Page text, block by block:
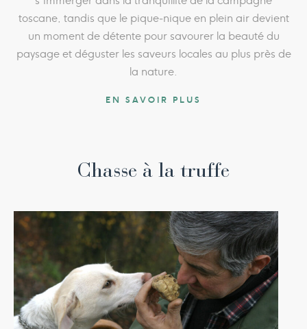
toscane, tandis que le pique‑nique en plein air devient
un moment de détente pour savourer la beauté du
paysage et déguster les saveurs locales au plus près de
la nature.
EN SAVOIR PLUS
Chasse à la truffe